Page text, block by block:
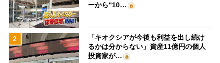
ーから“10…
2
「キオクシアが今後も利益を出し続け
るかは分からない」資産11億円の個人
投資家が…